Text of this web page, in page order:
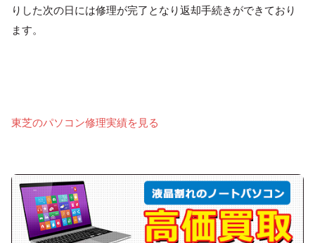
りした次の日には修理が完了となり返却手続きができており
ます。
東芝のパソコン修理実績を見る